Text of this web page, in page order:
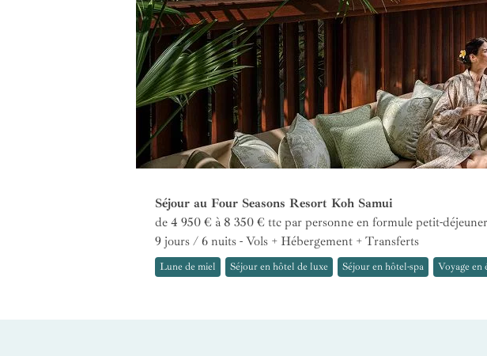
Séjour au Four Seasons Resort Koh Samui
de 4 950 € à 8 350 € ttc par personneen formule petit-déjeuner
9 jours / 6 nuits - Vols + Hébergement + Transferts
Lune de miel Séjour en hôtel de luxe Séjour en hôtel-spa Voyage en